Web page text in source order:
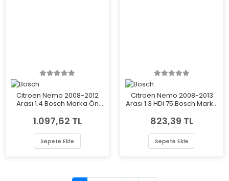
Citroen Nemo 2008-2012
Arası 1.4 Bosch Marka Ön
1.097,62 TL
Sepete Ekle
Citroen Nemo 2008-2013
Arası 1.3 HDi 75 Bosch Marka
823,39 TL
Sepete Ekle